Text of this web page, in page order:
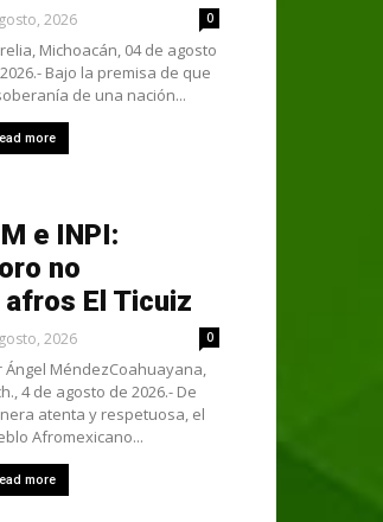
2026 0
Michoacán, 04 de agosto
Bajo la premisa de que
de una nación...
more
e INPI:
no
El Ticuiz
2026 0
Ángel MéndezCoahuayana,
4 de agosto de 2026.- De
atenta y respetuosa, el
Afromexicano...
more